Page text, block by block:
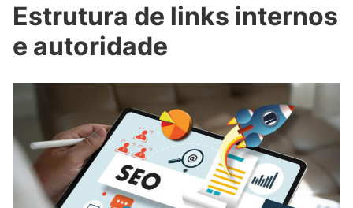
Estrutura de links internos
e autoridade